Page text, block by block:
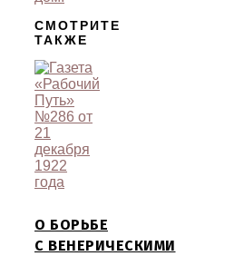
СМОТРИТЕ
ТАКЖЕ
О БОРЬБЕ
С ВЕНЕРИЧЕСКИМИ